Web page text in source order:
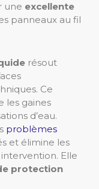
une excellente
panneaux au fil
résout
Ce
les gaines
d’eau.
problèmes
et élimine les
Elle
protection